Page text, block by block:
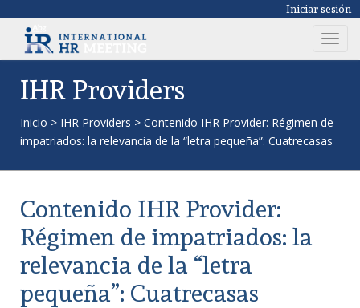
Iniciar sesión
T
o
a
IHR Providers
Inicio > IHR Providers > Contenido IHR Provider: Régimen de
impatriados: la relevancia de la “letra pequeña”: Cuatrecasas
Contenido IHR Provider:
Régimen de impatriados: la
relevancia de la “letra
pequeña”: Cuatrecasas